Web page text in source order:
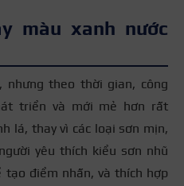
màu xanh nước
theo thời gian, công
triển và mới mẻ hơn rất
lá, thay vì các loại sơn mịn,
yêu thích kiểu sơn nhũ
điểm nhấn, và thích hợp